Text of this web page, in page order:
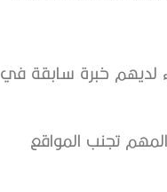
لديهم خبرة سابقة في
تجنب المواقع